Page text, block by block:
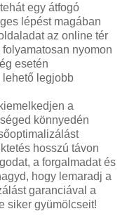
egy átfogó
lépést magában
az online tér
nyomon
esetén
lehető legjobb
a
könnyedén
hosszú távon
a forgalmadat és
hogy lemaradj a
garanciával a
siker gyümölcseit!